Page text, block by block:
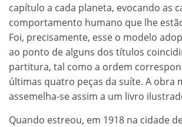
capítulo a cada planeta, evocando as
comportamento humano que lhe
Foi, precisamente, esse o modelo
ao ponto de alguns dos títulos
partitura, tal como a ordem
últimas quatro peças da suíte. A obra
assemelha-se assim a um livro
Quando estreou, em 1918 na cidade